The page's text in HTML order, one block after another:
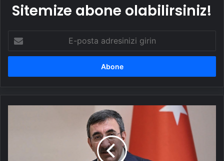
Sitemize abone olabilirsiniz!
posta
adresinizi